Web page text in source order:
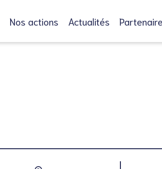
Nos actions Actualités